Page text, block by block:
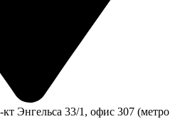
кт Энгельса 33/1, офис 307 (метро